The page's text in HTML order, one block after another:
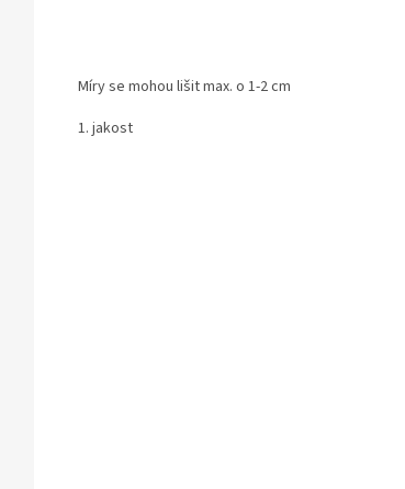
Míry se mohou lišit max. o 1-2 cm
1. jakost